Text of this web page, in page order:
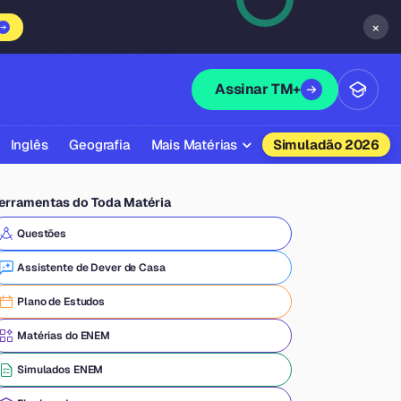
×
Assinar TM+
Inglês Geografia Mais Matérias
Química
Física
Filosofia
Literatura
Simuladão 2026
do Toda Matéria
Questões
Assistente de Dever de Casa
Plano de Estudos
Matérias do ENEM
Simulados ENEM